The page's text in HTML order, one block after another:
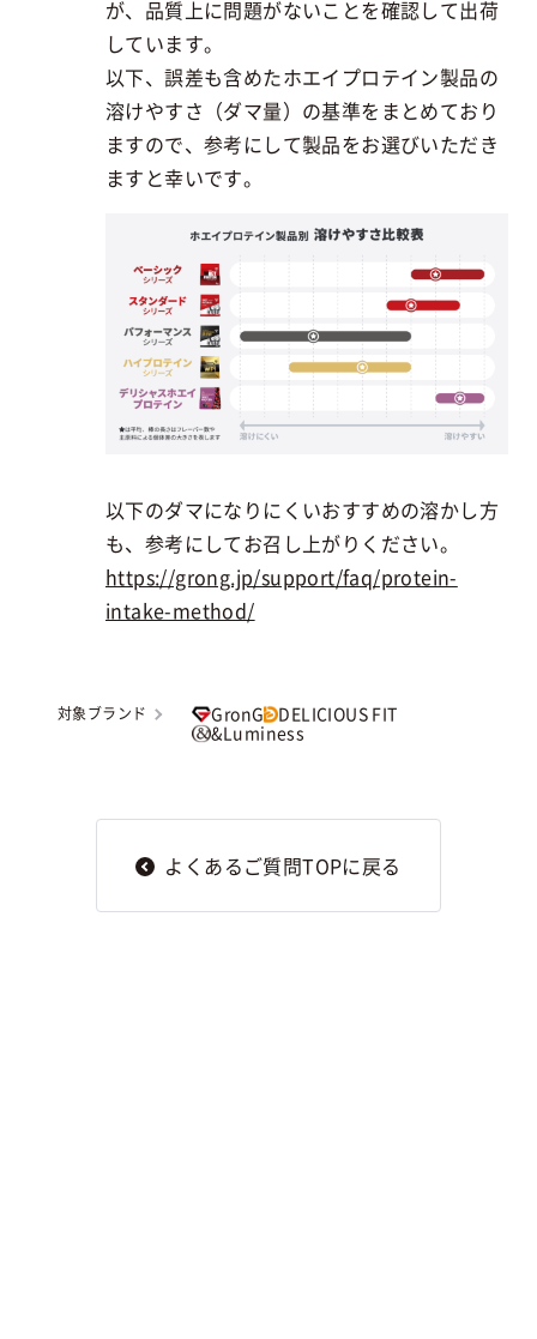
が、品質上に問題がないことを確認して出荷
しています。
以下、誤差も含めたホエイプロテイン製品の
溶けやすさ（ダマ量）の基準をまとめており
ますので、参考にして製品をお選びいただき
ますと幸いです。
以下のダマになりにくいおすすめの溶かし方
も、参考にしてお召し上がりください。
https://grong.jp/support/faq/protein-
intake-method/
対象ブランド GronG
DELICIOUS FIT
&Luminess
よくあるご質問TOPに戻る